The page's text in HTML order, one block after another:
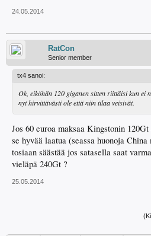
24.05.2014
RatCon
Senior member
tx4 sanoi:
Ok, eiköhän 120 giganen sitten riittäisi kun ei
nyt hirvittävästi ole että niin tilaa veisivät.
Jos 60 euroa maksaa Kingstonin
se hyvää laatua (seassa huonoja
tosiaan säästää jos satasella saat
vieläpä 240Gt ?
25.05.2014